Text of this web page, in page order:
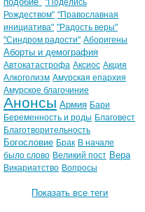
"Поделись
Рождеством" "Православная
инициатива" "Радость веры"
"Синдром радости" Аборигены
Аборты и демография
Автокатастрофа Аксиос Акция
Алкоголизм Амурская епархия
Амурское благочиние
Анонсы Армия Бари
Беременность и роды Благовест
Благотворительность
Богословие Брак В начале
было слово Великий пост Вера
Викариатство Вопросы
Показать все теги